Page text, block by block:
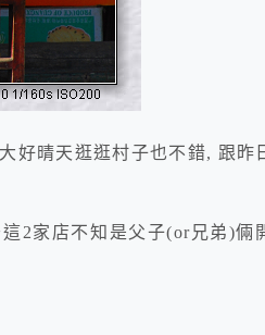
好晴天逛逛村子也不錯, 跟昨
這2家店不知是父子(or兄弟)倆